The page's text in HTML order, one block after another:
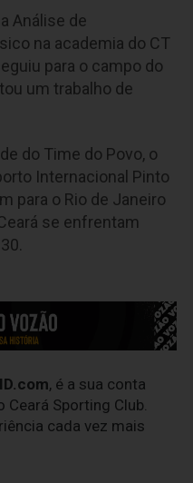
Análise de
na academia do CT
para o campo do
um trabalho de
do Time do Povo, o
Internacional Pinto
para o Rio de Janeiro
se enfrentam
, é a sua conta
Sporting Club.
cada vez mais